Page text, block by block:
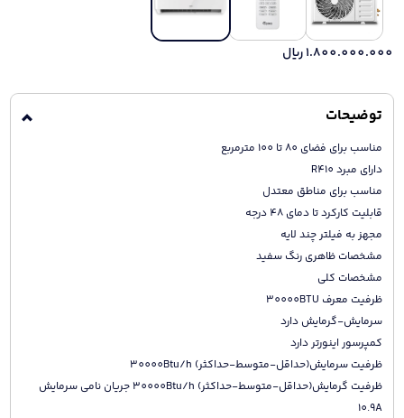
1.800.000.000ریال
توضیحات
مناسب برای فضای 80 تا 100 مترمربع
دارای مبرد R410
مناسب براى مناطق معتدل
قابلیت کارکرد تا دمای 48 درجه
مجهز به فیلتر چند لایه
مشخصات ظاهری رنگ سفید
مشخصات کلی
ظرفیت معرف 30000BTU
سرمایش-گرمایش دارد
کمپرسور اینورتر دارد
ظرفیت سرمایش(حداقل-متوسط-حداکثر) 30000Btu/h
ظرفیت گرمایش(حداقل-متوسط-حداکثر) 30000Btu/h جریان نامی سرمایش
10.9A